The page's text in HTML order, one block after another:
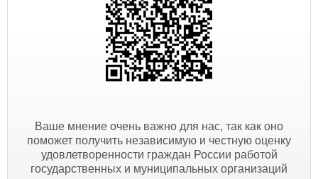
Ваше мнение очень важно для нас, так как оно
поможет получить независимую и честную оценку
удовлетворенности граждан России работой
государственных и муниципальных организаций